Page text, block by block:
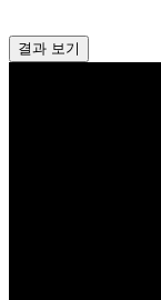
결과 보기